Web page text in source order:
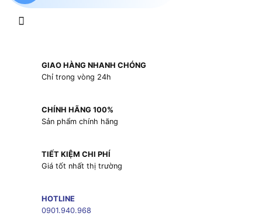
GIAO HÀNG NHANH CHÓNG
Chỉ trong vòng 24h
CHÍNH HÃNG 100%
Sản phẩm chính hãng
TIẾT KIỆM CHI PHÍ
Giá tốt nhất thị trường
HOTLINE
0901.940.968